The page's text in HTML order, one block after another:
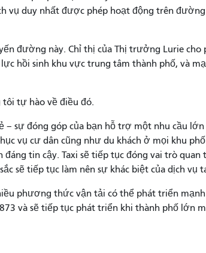
vụ duy nhất được phép hoạt động trên
đường này. Chỉ thị của Thị trưởng Lurie
hồi sinh khu vực trung tâm thành phố, và
tôi tự hào về điều đó.
sự đóng góp của bạn hỗ trợ một nhu cầu
vụ cư dân cũng như du khách ở mọi khu
đáng tin cậy. Taxi sẽ tiếp tục đóng vai trò
sẽ tiếp tục làm nên sự khác biệt của dịch vụ
phương thức vận tải có thể phát triển
và sẽ tiếp tục phát triển khi thành phố lớn